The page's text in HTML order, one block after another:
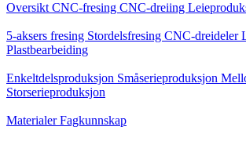
Oversikt CNC-fresing CNC-dreiing
5-aksers fresing Stordelsfresing CNC-dreideler
Plastbearbeiding
Enkeltdelsproduksjon Småserieproduksjon
Storserieproduksjon
MaterialerFagkunnskap